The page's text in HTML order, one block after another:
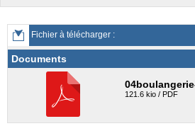
Fichier à télécharger :
Documents
121.6 kio / PDF